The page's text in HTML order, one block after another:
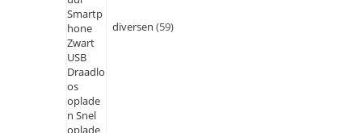
diversen 59